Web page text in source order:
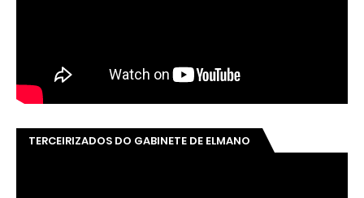
TERCEIRIZADOS DO GABINETE DE ELMANO